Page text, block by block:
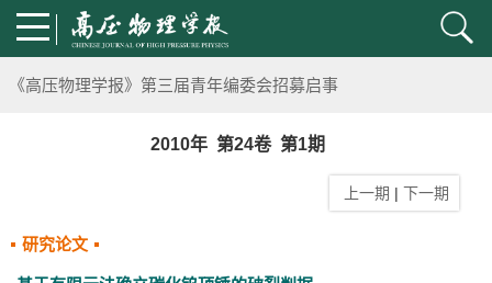
通知
《高压物理学报》第三届青年编委会招募启事
第五届高压科学卓越青年学者评选通知
2024年度《高压物理学报》优秀审稿人评选结果
2024年上海光源同步辐射大压机实验技术培训班通知
2010年 第24卷 第1期
上一期 | 下一期
研究论文